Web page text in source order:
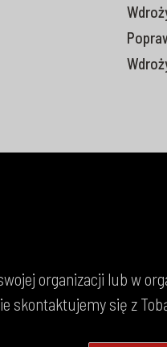
organizacji lub w
skontaktujemy się z